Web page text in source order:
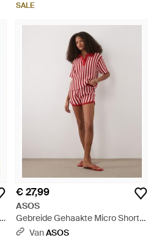
SALE
€ 27,99
ASOS
Gebreide Gehaakte Micro Short
Met Rode Strepen, Deel Van Co-
VanASOS